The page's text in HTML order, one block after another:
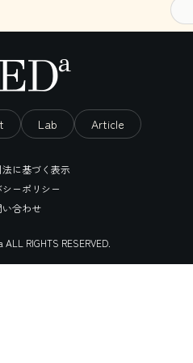
Lab Article
に基づく表示
ーポリシー
い合わせ
RIGHTS RESERVED.